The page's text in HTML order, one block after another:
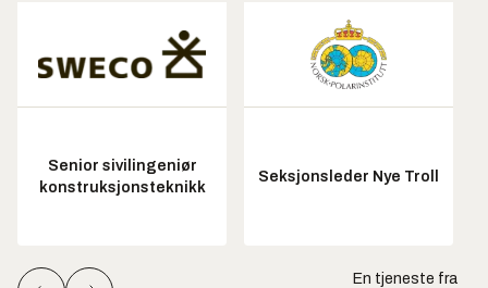
Senior sivilingeniør
konstruksjonsteknikk
Seksjonsleder Nye Troll
En tjeneste fra